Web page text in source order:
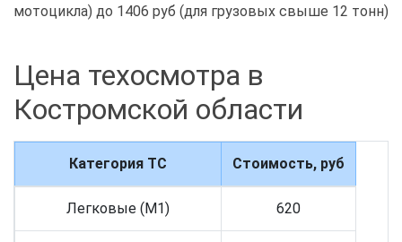
мотоцикла) до 1406 руб (для грузовых свыше 12 тонн)
Цена техосмотра в
Костромской области
Категория ТС Стоимость, руб
Легковые (M1) 620